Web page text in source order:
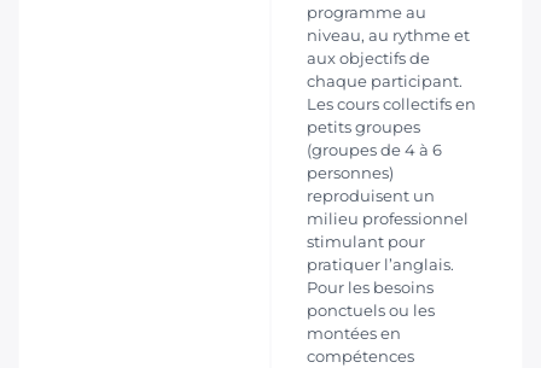
programme au
niveau, au rythme et
aux objectifs de
chaque participant.
Les cours collectifs en
petits groupes
(groupes de 4 à 6
personnes)
reproduisent un
milieu professionnel
stimulant pour
pratiquer l’anglais.
Pour les besoins
ponctuels ou les
montées en
compétences